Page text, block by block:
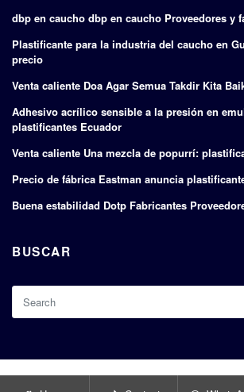
dbp en caucho dbp en caucho Proveedores y
Plastificante para la industria del caucho en
precio
Venta caliente Doa Agar Semua Takdir Kita
Adhesivo acrílico sensible a la presión en
plastificantes Ecuador
Venta caliente Una mezcla de popurrí:
Precio de fábrica Eastman anuncia
Buena estabilidad Dotp Fabricantes
BUSCAR